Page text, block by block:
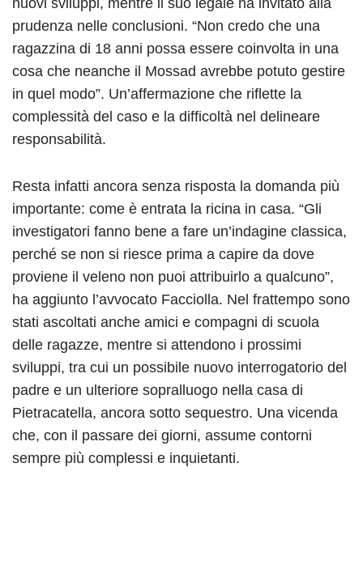
prudenza nelle conclusioni. “Non credo che una
ragazzina di 18 anni possa essere coinvolta in una
cosa che neanche il Mossad avrebbe potuto gestire
in quel modo”. Un’affermazione che riflette la
complessità del caso e la difficoltà nel delineare
responsabilità.
Resta infatti ancora senza risposta la domanda più
importante: come è entrata la ricina in casa. “Gli
investigatori fanno bene a fare un’indagine classica,
perché se non si riesce prima a capire da dove
proviene il veleno non puoi attribuirlo a qualcuno”,
ha aggiunto l’avvocato Facciolla. Nel frattempo sono
stati ascoltati anche amici e compagni di scuola
delle ragazze, mentre si attendono i prossimi
sviluppi, tra cui un possibile nuovo interrogatorio del
padre e un ulteriore sopralluogo nella casa di
Pietracatella, ancora sotto sequestro. Una vicenda
che, con il passare dei giorni, assume contorni
sempre più complessi e inquietanti.